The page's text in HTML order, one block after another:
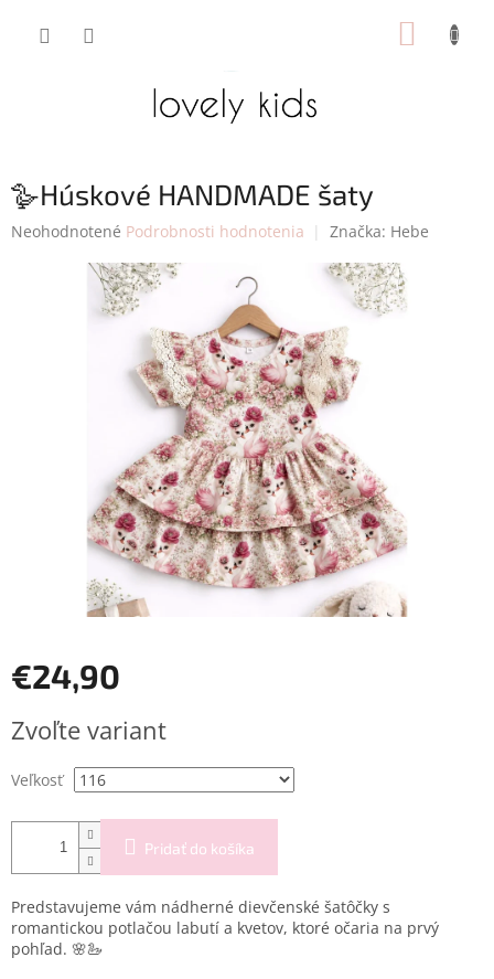
🪿Húskové HANDMADE šaty
Priemerné
Neohodnotené Podrobnosti hodnotenia Značka: Hebe
€24,90
cena:
Zvoľte variant
Veľkosť
Pridať do košíka
Predstavujeme vám nádherné dievčenské šatôčky s
romantickou potlačou labutí a kvetov, ktoré očaria na prvý
pohľad. 🌸🦢